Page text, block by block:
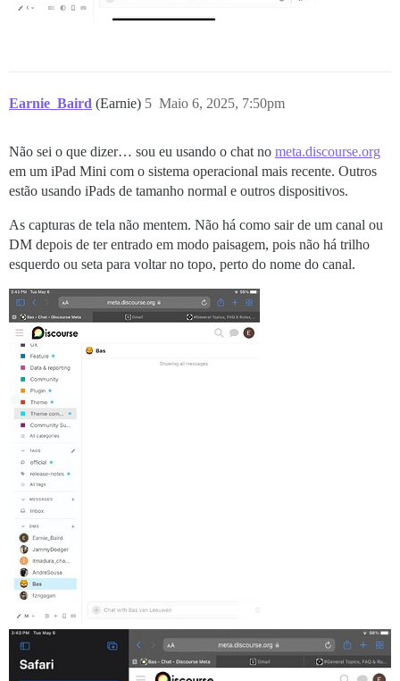
Earnie_Baird (Earnie) Maio 6, 2025, 7:50pm
5
Não sei o que dizer… sou eu usando o chat no meta.discourse.org
em um iPad Mini com o sistema operacional mais recente. Outros
estão usando iPads de tamanho normal e outros dispositivos.
As capturas de tela não mentem. Não há como sair de um canal ou
DM depois de ter entrado em modo paisagem, pois não há trilho
esquerdo ou seta para voltar no topo, perto do nome do canal.